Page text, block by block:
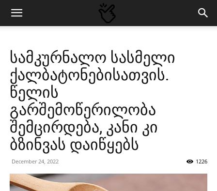
სამკურნალო სასმელი
ქალბატონებისათვის.
წელის
გარშემოწერილობა
შემცირდება, კანი კი
ბზინვას დაიწყებს
December 24, 2022 1226